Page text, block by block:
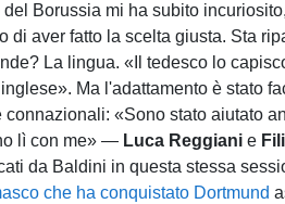
del Borussia mi ha subito
di aver fatto la scelta giusta. Sta
La lingua. «Il tedesco lo
Ma l'adattamento è stato
connazionali: «Sono stato aiutato
lì con me» — Luca Reggiani e
da Baldini in questa stessa
che ha conquistato Dortmund